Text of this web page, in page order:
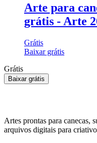
Arte para
grátis - Arte
Grátis
Baixar grátis
Grátis
Baixar grátis
Artes prontas para canecas,
arquivos digitais para